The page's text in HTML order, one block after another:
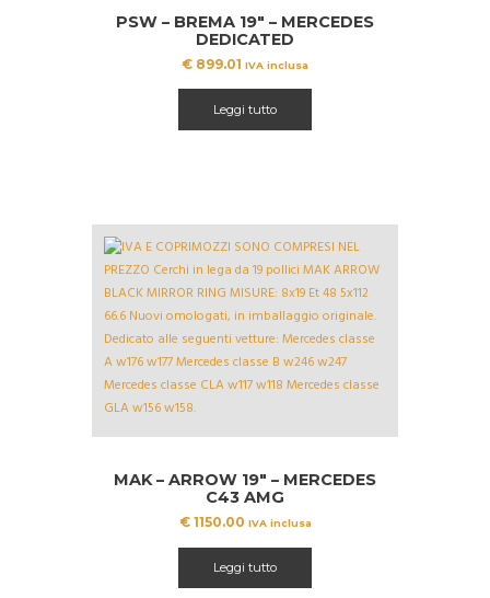
PSW – BREMA 19″ – MERCEDES
DEDICATED
€ 899.01 IVA inclusa
Leggi tutto
MAK – ARROW 19″ – MERCEDES
C43 AMG
€1150.00 IVA inclusa
Leggi tutto